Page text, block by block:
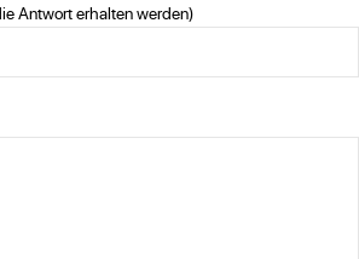
Antwort erhalten werden)